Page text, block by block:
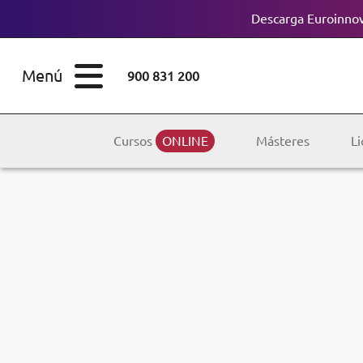
Descarga
Menú 900 831 200
ESTUDIOS
Licenciaturas
Doctorados
Cursos ONLINE Másteres